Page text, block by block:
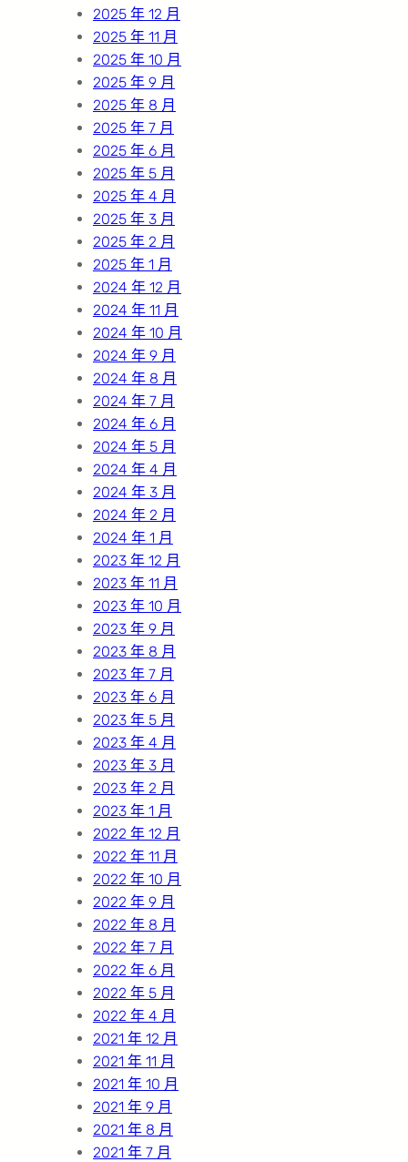
2025 年 12 月
2025 年 11 月
2025 年 10 月
2025 年 9 月
2025 年 8 月
2025 年 7 月
2025 年 6 月
2025 年 5 月
2025 年 4 月
2025 年 3 月
2025 年 2 月
2025 年 1 月
2024 年 12 月
2024 年 11 月
2024 年 10 月
2024 年 9 月
2024 年 8 月
2024 年 7 月
2024 年 6 月
2024 年 5 月
2024 年 4 月
2024 年 3 月
2024 年 2 月
2024 年 1 月
2023 年 12 月
2023 年 11 月
2023 年 10 月
2023 年 9 月
2023 年 8 月
2023 年 7 月
2023 年 6 月
2023 年 5 月
2023 年 4 月
2023 年 3 月
2023 年 2 月
2023 年 1 月
2022 年 12 月
2022 年 11 月
2022 年 10 月
2022 年 9 月
2022 年 8 月
2022 年 7 月
2022 年 6 月
2022 年 5 月
2022 年 4 月
2021 年 12 月
2021 年 11 月
2021 年 10 月
2021 年 9 月
2021 年 8 月
2021 年 7 月